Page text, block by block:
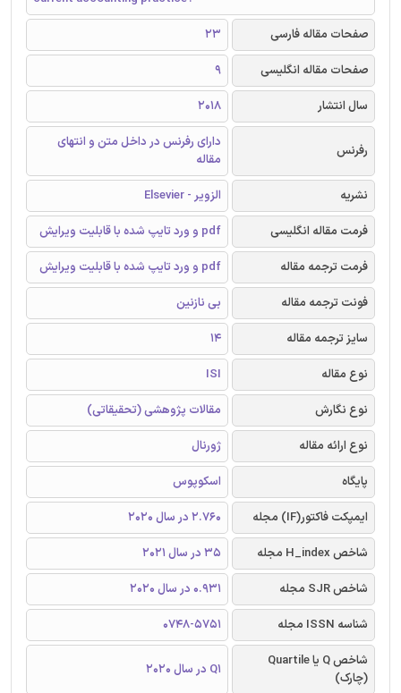
صفحات مقاله فارسی
23
صفحات مقاله انگلیسی
9
سال انتشار
2018
رفرنس
دارای رفرنس در داخل متن و انتهای
مقاله
نشریه
الزویر - Elsevier
فرمت مقاله انگلیسی
pdf و ورد تایپ شده با قابلیت ویرایش
فرمت ترجمه مقاله
pdf و ورد تایپ شده با قابلیت ویرایش
فونت ترجمه مقاله
بی نازنین
سایز ترجمه مقاله
14
نوع مقاله
ISI
نوع نگارش
مقالات پژوهشی (تحقیقاتی)
نوع ارائه مقاله
ژورنال
پایگاه
اسکوپوس
ایمپکت فاکتور(IF) مجله
2.760 در سال 2020
شاخص H_index مجله
35 در سال 2021
شاخص SJR مجله
0.931 در سال 2020
شناسه ISSN مجله
0748-5751
شاخص Q یا Quartile
(چارک)
Q1 در سال 2020